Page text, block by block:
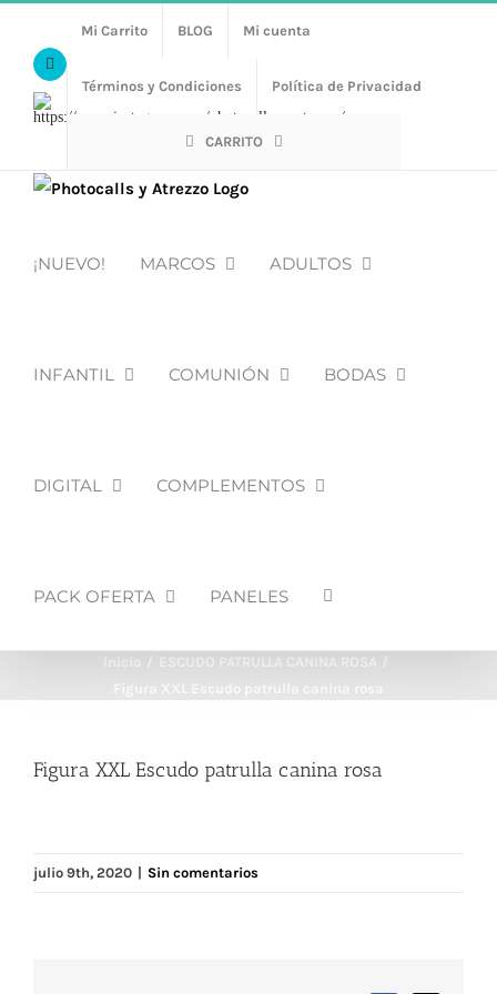
contenidoFacebook
Https://www.instagram.com/photocalls_y_atrezzo/
Mi Carrito BLOG Mi cuenta
Términos y Condiciones Política de Privacidad
CARRITO
¡NUEVO! MARCOS ADULTOS
INFANTIL COMUNIÓN BODAS
DIGITAL COMPLEMENTOS
PACK OFERTA PANELES
Figura XXL Escudo patrulla canina rosa
julio 9th, 2020 | Sin comentarios